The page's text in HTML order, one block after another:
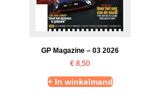
GP Magazine – 03 2026
€ 8,50
+ In winkelmand